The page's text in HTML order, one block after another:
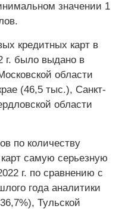
значении 1
кредитных карт в
г. было выдано в
области
(46,5 тыс.), Санкт-
области
по количеству
самую серьезную
г. по сравнению с
года аналитики
Тульской